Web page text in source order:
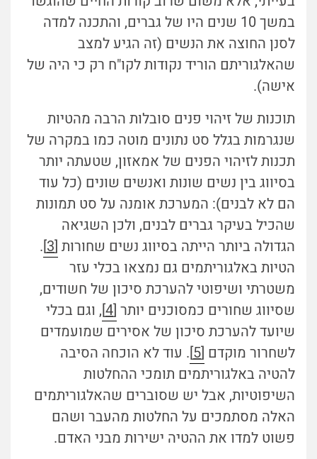
במשך 10 שנים היו של גברים, והתכנה למדה
לסנן החוצה את הנשים (זה הגיע למצב
שהאלגוריתם הוריד נקודות לקו"ח רק כי היה של
אישה).
תוכנות של זיהוי פנים סובלות הרבה מהטיות
שנגרמות בגלל סט נתונים מוטה כמו במקרה של
תכנות לזיהוי הפנים של אמאזון, שטעתה יותר
בסיווג בין נשים שונות ואנשים שונים (כל עוד
הם לא לבנים): המערכת אומנה על סט תמונות
שהכיל בעיקר גברים לבנים, ולכן השגיאה
הגדולה ביותר הייתה בסיווג נשים שחורות [3]
.
הטיות באלגוריתמים גם נמצאו בכלי עזר
משטרתי ושיפוטי להערכת סיכון של חשודים,
שסיווג שחורים כמסוכנים יותר [4] , וגם בכלי
שיועד להערכת סיכון של אסירים שמועמדים
לשחרור מוקדם [5] . עוד לא הוכחה הסיבה
להטיה באלגוריתמים תומכי ההחלטות
השיפוטיות, אבל יש שסוברים שהאלגוריתמים
האלה מסתמכים על החלטות מהעבר ושהם
פשוט למדו את ההטיה ישירות מבני האדם.